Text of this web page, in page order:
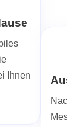
Ihnen